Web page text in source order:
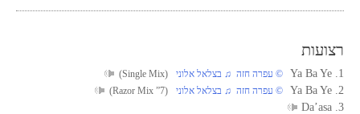
רצועות
1. Ya Ba Ye © עפרה חזה ♫ בצלאל אלוני (Single Mix)
2. Ya Ba Ye © עפרה חזה ♫ בצלאל אלוני (7” Razor Mix)
3. Da’asa